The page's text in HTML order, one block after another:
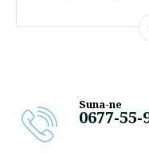
Suna-ne
0677-55-